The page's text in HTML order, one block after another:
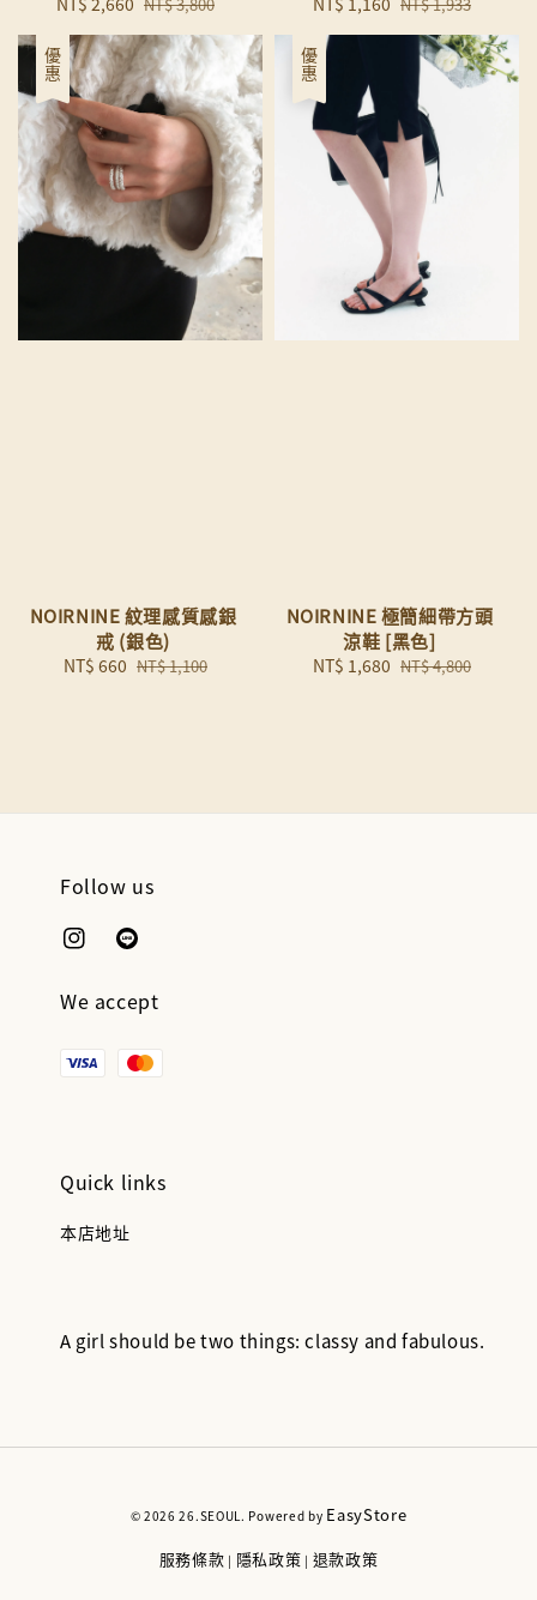
優惠
NOIRNINE 紋理感質感銀
戒 (銀色)
Sale
NT$ 660 Regular
NT$ 1,100
優惠
NOIRNINE 極簡細帶方頭
涼鞋 [黑色]
Sale
NT$ 1,680 Regular
NT$ 4,800
Follow us
We accept
Quick links
本店地址
A girl should be two things: classy and fabulous.
© 2026 26.SEOUL. Powered by EasyStore
服務條款 | 隱私政策 | 退款政策